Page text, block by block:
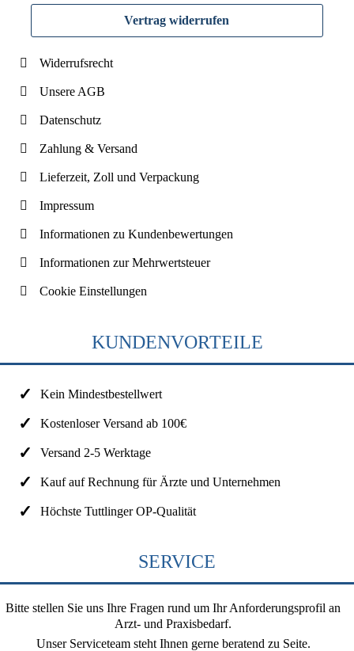
Vertrag widerrufen
Widerrufsrecht
Unsere AGB
Datenschutz
Zahlung & Versand
Lieferzeit, Zoll und Verpackung
Impressum
Informationen zu Kundenbewertungen
Informationen zur Mehrwertsteuer
Cookie Einstellungen
KUNDENVORTEILE
Kein Mindestbestellwert
Kostenloser Versand ab 100€
Versand 2-5 Werktage
Kauf auf Rechnung für Ärzte und Unternehmen
Höchste Tuttlinger OP-Qualität
SERVICE
Bitte stellen Sie uns Ihre Fragen rund um Ihr Anforderungsprofil an
Arzt- und Praxisbedarf.
Unser Serviceteam steht Ihnen gerne beratend zu Seite.